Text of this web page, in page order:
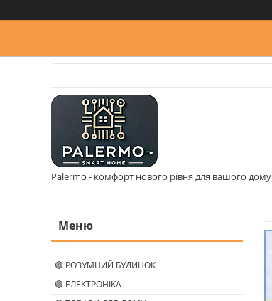
Palermo - комфорт нового рівня для вашого дому
🟢 РОЗУМНИЙ БУДИНОК
🟢 ЕЛЕКТРОНІКА